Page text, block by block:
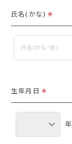
氏名(かな) ＊
生年月日 ＊
年